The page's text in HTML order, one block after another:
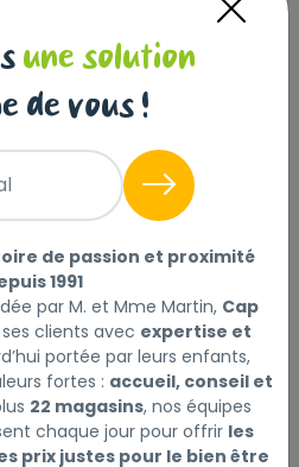
panier
pour soutenir l’immunité
digestive et brillance du
fleurs de sureau : plantes
soufré ayant une action sur
une solution
de vous !
de passion et proximité
1991
par M. et Mme Martin, Cap
clients avec expertise et
portée par leurs enfants,
fortes : accueil, conseil et
22 magasins, nos équipes
chaque jour pour offrir les
prix justes pour le bien être